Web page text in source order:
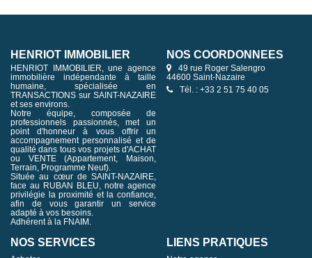
HENRIOT IMMOBILIER
HENRIOT IMMOBILIER, une agence
immobilière indépendante à taille
humaine, spécialisée en
TRANSACTIONS sur SAINT-NAZAIRE
et ses environs.
Notre équipe, composée de
professionnels passionnés, met un
point d'honneur à vous offrir un
accompagnement personnalisé et de
qualité dans tous vos projets d'ACHAT
ou VENTE (Appartement, Maison,
Terrain, Programme Neuf).
Située au cœur de SAINT-NAZAIRE,
face au RUBAN BLEU, notre agence
privilégie la proximité et la confiance,
afin de vous garantir un service
adapté à vos besoins.
Adhérent à la FNAIM.
NOS COORDONNÉES
49 rue Roger Salengro
44600 Saint-Nazaire
Tél. : +33 2 51 75 40 05
NOS SERVICES LIENS PRATIQUES